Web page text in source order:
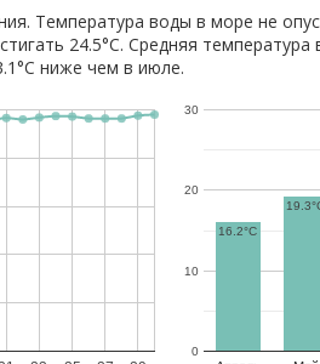
Температура воды в море не
24.5°C. Средняя
ниже чем в июле.
0
10
20
30
16.2°C